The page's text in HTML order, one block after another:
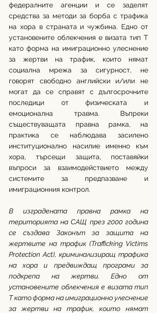
федералните агенции и се заделят
средства за методи за борба с трафика
на хора в страната и чужбина. Едно от
установените облекчения е визата тип Т
като форма на имиграционно улеснение
за жертви на трафик, които нямат
социална мрежа за сигурност, не
говорят свободно английски и/или не
могат да се справят с дългосрочните
последици от физическата и
емоционална травма. Въпреки
съществуващата правна рамка, на
практика се наблюдава засилено
институционално насилие именно към
хора, търсещи защита, поставяйки
въпроси за взаимодействието между
системите за предпазване и
имиграционния контрол.
В изградената правна рамка на
територията на САЩ през 2000 година
се създава Законът за защита на
жертвите на трафик (Trafficking Victims
Protection Act), криминализиращ трафика
на хора и предвиждащ програми за
подкрепа на жертви. Едно от
установените облекчения е визата тип
Т като форма на имиграционно улеснение
за жертви на трафик, които нямат